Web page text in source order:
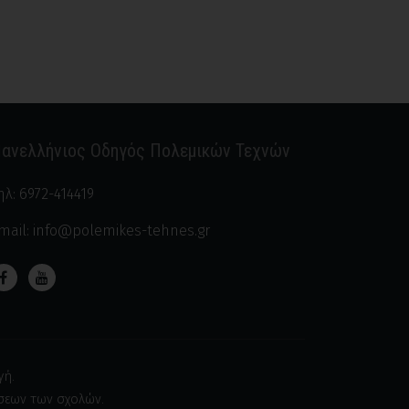
Οδηγός Πολεμικών Τεχνών
6972-414419
info@polemikes-tehnes.gr
των σχολών.